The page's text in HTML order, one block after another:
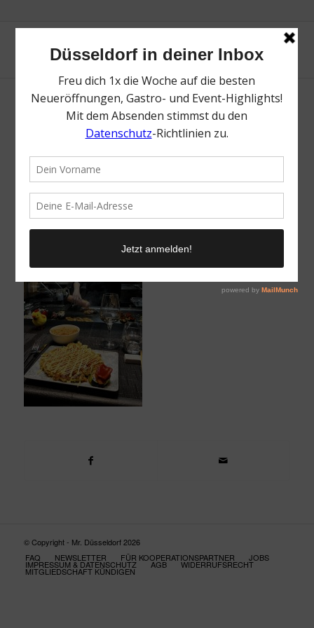
Costa Kreuzfahrten | Magazin | Mr.
© Copyright - Mr. Düsseldorf 2026
FAQ
NEWSLETTER FÜR KOOPERATIONSPARTNER JOBS
IMPRESSUM & DATENSCHUTZ AGB WIDERRUFSRECHT
MITGLIEDSCHAFT KÜNDIGEN